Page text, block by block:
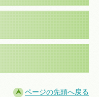
ページの先頭へ戻る